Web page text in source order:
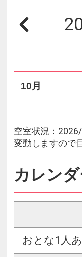
10月
空室状況：
変動しますので
カレン
おとな1人